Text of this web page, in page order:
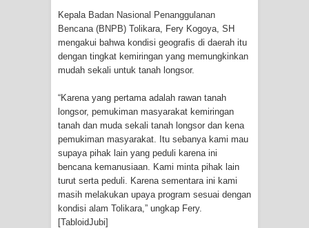
KepalaBadan Nasional Penanggulanan
Bencana (BNPB) Tolikara, Fery Kogoya, SH
mengakui bahwa kondisi geografis di daerah itu
dengan tingkat kemiringan yang memungkinkan
mudah sekali untuk tanah longsor.
“Karena yang pertama adalah rawan tanah
longsor, pemukiman masyarakat kemiringan
tanah dan muda sekali tanah longsor dan kena
pemukiman masyarakat. Itu sebanya kami mau
supaya pihak lain yang peduli karena ini
bencana kemanusiaan. Kami minta pihak lain
turut serta peduli. Karena sementara ini kami
masih melakukan upaya program sesuai dengan
kondisi alam Tolikara,” ungkap Fery.
[TabloidJubi]